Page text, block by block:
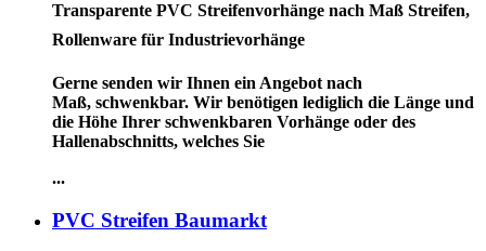
Transparente PVC Streifenvorhänge nach Maß Streifen,
Rollenware für Industrievorhänge
Gerne senden wir Ihnen ein Angebot nach
Maß, schwenkbar. Wir benötigen lediglich die Länge und
die Höhe Ihrer schwenkbaren Vorhänge oder des
Hallenabschnitts, welches Sie
...
PVC Streifen Baumarkt